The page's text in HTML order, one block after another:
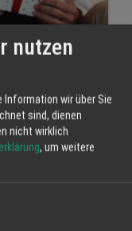
ein
& SAMINA
nutzen
Information wir über Sie
sind, dienen
nicht wirklich
, um weitere